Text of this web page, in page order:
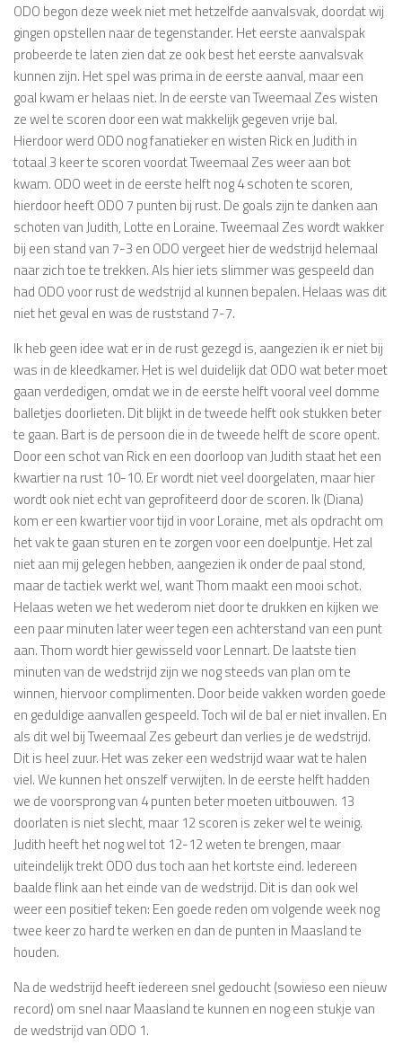
ODO begon deze week niet met hetzelfde aanvalsvak, doordat wij
gingen opstellen naar de tegenstander. Het eerste aanvalspak
probeerde te laten zien dat ze ook best het eerste aanvalsvak
kunnen zijn. Het spel was prima in de eerste aanval, maar een
goal kwam er helaas niet. In de eerste van Tweemaal Zes wisten
ze wel te scoren door een wat makkelijk gegeven vrije bal.
Hierdoor werd ODO nog fanatieker en wisten Rick en Judith in
totaal 3 keer te scoren voordat Tweemaal Zes weer aan bot
kwam. ODO weet in de eerste helft nog 4 schoten te scoren,
hierdoor heeft ODO 7 punten bij rust. De goals zijn te danken aan
schoten van Judith, Lotte en Loraine. Tweemaal Zes wordt wakker
bij een stand van 7-3 en ODO vergeet hier de wedstrijd helemaal
naar zich toe te trekken. Als hier iets slimmer was gespeeld dan
had ODO voor rust de wedstrijd al kunnen bepalen. Helaas was dit
niet het geval en was de ruststand 7-7.
Ik heb geen idee wat er in de rust gezegd is, aangezien ik er niet bij
was in de kleedkamer. Het is wel duidelijk dat ODO wat beter moet
gaan verdedigen, omdat we in de eerste helft vooral veel domme
balletjes doorlieten. Dit blijkt in de tweede helft ook stukken beter
te gaan. Bart is de persoon die in de tweede helft de score opent.
Door een schot van Rick en een doorloop van Judith staat het een
kwartier na rust 10-10. Er wordt niet veel doorgelaten, maar hier
wordt ook niet echt van geprofiteerd door de scoren. Ik (Diana)
kom er een kwartier voor tijd in voor Loraine, met als opdracht om
het vak te gaan sturen en te zorgen voor een doelpuntje. Het zal
niet aan mij gelegen hebben, aangezien ik onder de paal stond,
maar de tactiek werkt wel, want Thom maakt een mooi schot.
Helaas weten we het wederom niet door te drukken en kijken we
een paar minuten later weer tegen een achterstand van een punt
aan. Thom wordt hier gewisseld voor Lennart. De laatste tien
minuten van de wedstrijd zijn we nog steeds van plan om te
winnen, hiervoor complimenten. Door beide vakken worden goede
en geduldige aanvallen gespeeld. Toch wil de bal er niet invallen. En
als dit wel bij Tweemaal Zes gebeurt dan verlies je de wedstrijd.
Dit is heel zuur. Het was zeker een wedstrijd waar wat te halen
viel. We kunnen het onszelf verwijten. In de eerste helft hadden
we de voorsprong van 4 punten beter moeten uitbouwen. 13
doorlaten is niet slecht, maar 12 scoren is zeker wel te weinig.
Judith heeft het nog wel tot 12-12 weten te brengen, maar
uiteindelijk trekt ODO dus toch aan het kortste eind. Iedereen
baalde flink aan het einde van de wedstrijd. Dit is dan ook wel
weer een positief teken: Een goede reden om volgende week nog
twee keer zo hard te werken en dan de punten in Maasland te
houden.
Na de wedstrijd heeft iedereen snel gedoucht (sowieso een nieuw
record) om snel naar Maasland te kunnen en nog een stukje van
de wedstrijd van ODO 1.